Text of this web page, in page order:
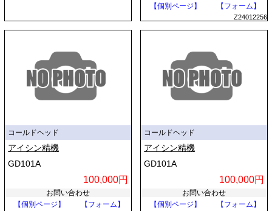
【個別ページ】
【フォーム】
Z24012256
コールドヘッド
アイシン精機
GD101A
100,000円
お問い合わせ
【個別ページ】
【フォーム】
コールドヘッド
アイシン精機
GD101A
100,000円
お問い合わせ
【個別ページ】
【フォーム】